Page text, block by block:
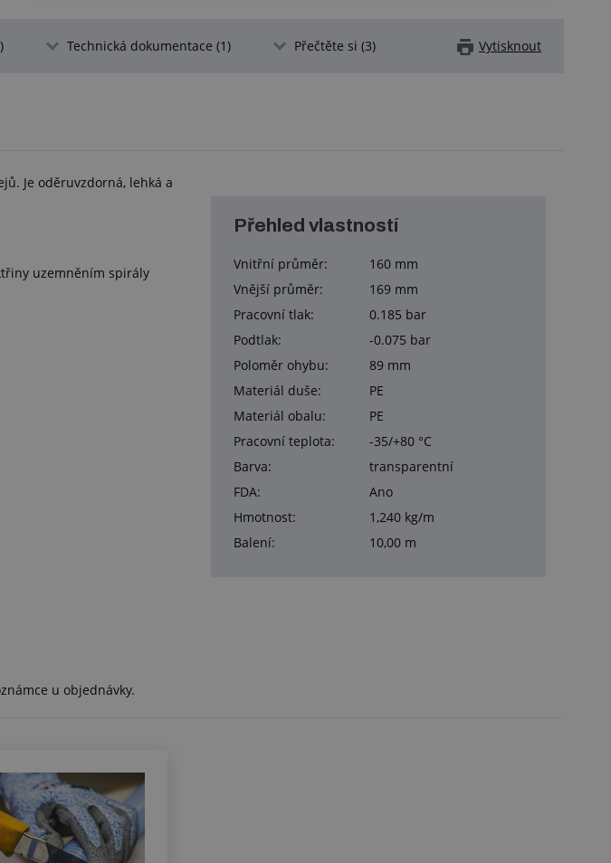
Technická dokumentace (1) Přečtěte si (3) Vytisknout
Je oděruvzdorná, lehká a
uzemněním spirály
Přehled vlastností
Vnitřní průměr:
160 mm
Vnější průměr:
169 mm
Pracovní tlak:
0.185 bar
Podtlak:
-0.075 bar
Poloměr ohybu:
89 mm
Materiál duše:
PE
Materiál obalu:
PE
Pracovní teplota:
-35/+80 °C
Barva:
transparentní
FDA:
Ano
Hmotnost:
1,240 kg/m
Balení:
10,00 m
u objednávky.